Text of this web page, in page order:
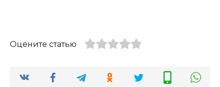
Оцените статью